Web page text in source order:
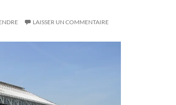
LAISSER UN COMMENTAIRE